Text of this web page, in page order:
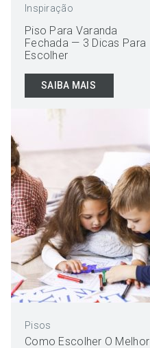
Inspiração
Piso Para Varanda
Fechada — 3 Dicas Para
Escolher
SAIBA MAIS
Pisos
Como Escolher O Melhor